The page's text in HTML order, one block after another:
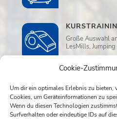
Cookie-
Um dir ein optimales Erlebnis zu
Cookies, um Geräteinformationen zu
Wenn du diesen Technologien
Surfverhalten oder eindeutige IDs auf
Große Auswahl
LesMills,
Sauna,
in der